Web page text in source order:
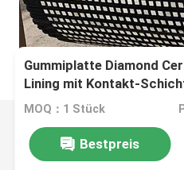
Gummiplatte Diamond
Lining mit Kontakt-
MOQ：1 Stück
Bestpreis